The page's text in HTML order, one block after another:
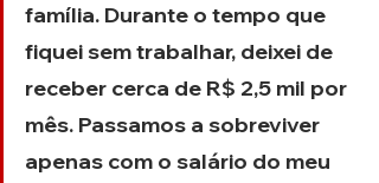
família. Durante o tempo que
fiquei sem trabalhar, deixei de
receber cerca de R$ 2,5 mil por
mês. Passamos a sobreviver
apenas com o salário do meu